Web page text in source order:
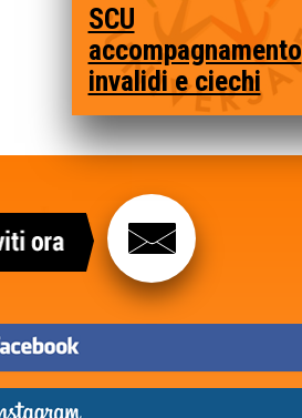
SCU
accompagnamento
invalidi e ciechi